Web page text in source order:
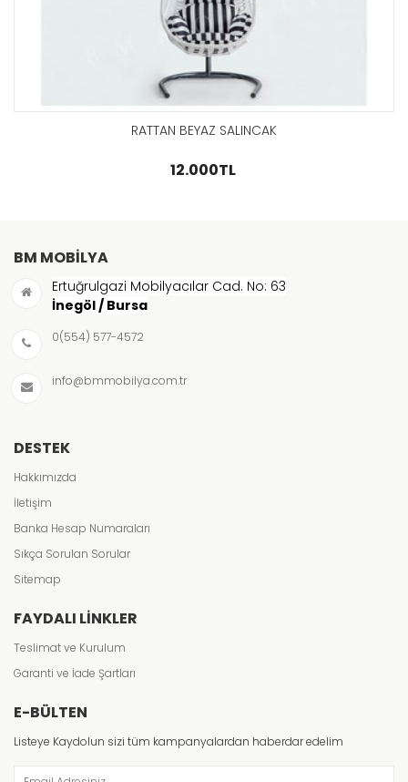
GÖZAT
RATTAN BEYAZ SALINCAK
12.000TL
BM MOBILYA
Ertuğrulgazi Mobilyacılar Cad. No: 63
İnegöl / Bursa
0(554) 577-4572
info@bmmobilya.com.tr
DESTEK
Hakkımızda
İletişim
Banka Hesap Numaraları
Sıkça Sorulan Sorular
Sitemap
FAYDALI LINKLER
Teslimat ve Kurulum
Garanti ve İade Şartları
E-BÜLTEN
Listeye Kaydolun sizi tüm kampanyalardan haberdar edelim